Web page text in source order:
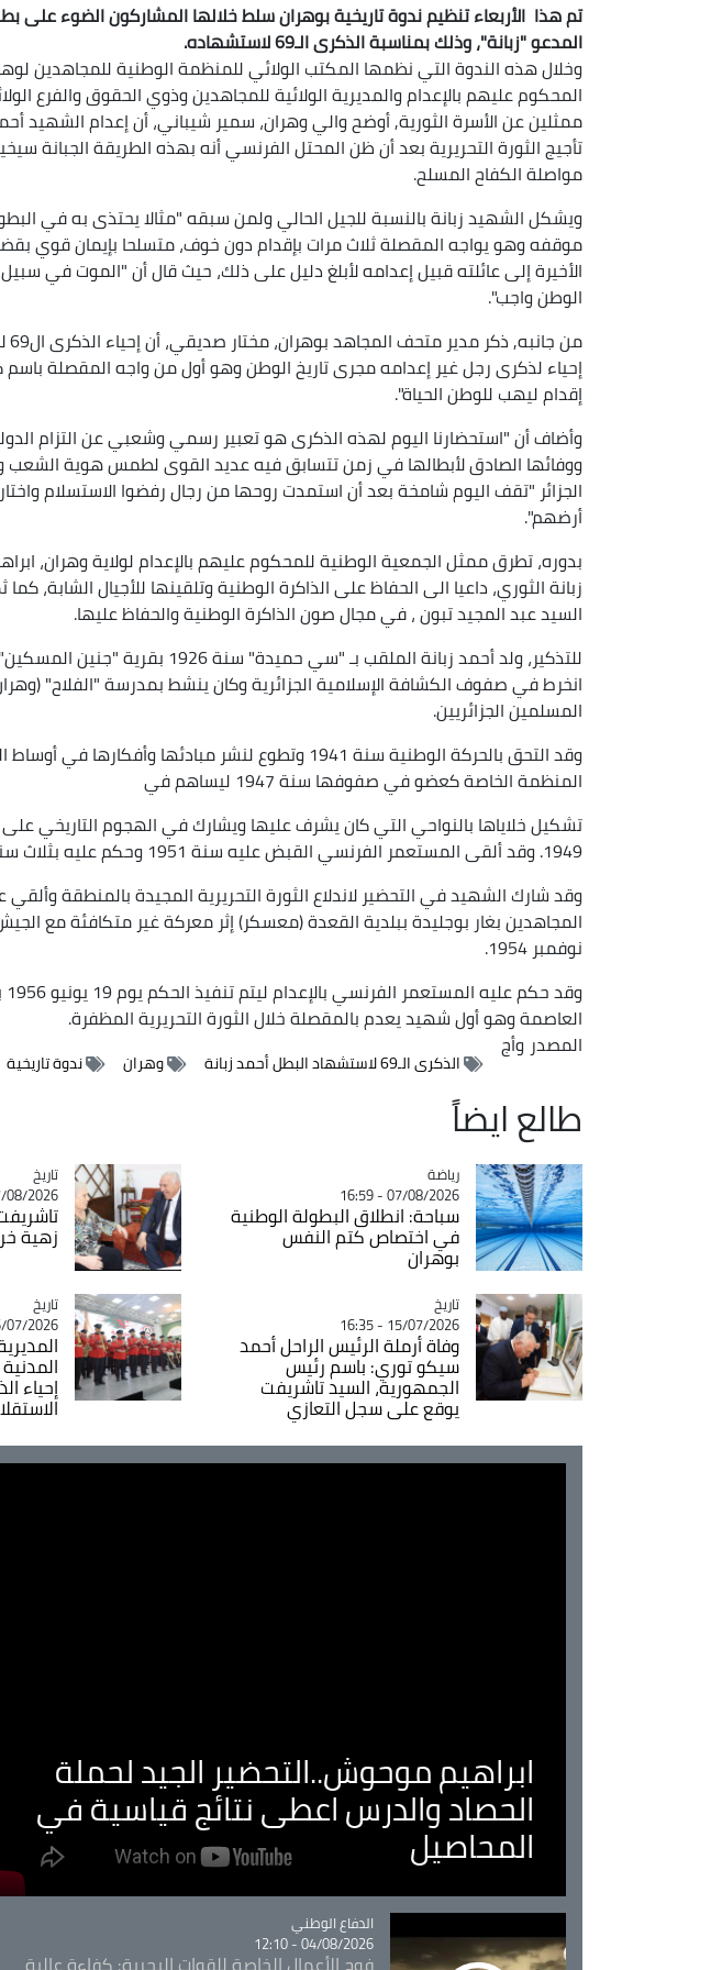
تم هذا الأربعاء تنظيم ندوة تاريخية بوهران سلط خلالها المشاركون الضوء على
المدعو "زبانة"، وذلك بمناسبة الذكرى الـ69 لاستشهاده.
وخلال هذه الندوة التي نظمها المكتب الولائي للمنظمة الوطنية للمجاهدين
المحكوم عليهم بالإعدام والمديرية الولائية للمجاهدين وذوي الحقوق والفرع
ممثلين عن الأسرة الثورية, أوضح والي وهران، سمير شيباني، أن إعدام الشهيد
تأجيج الثورة التحريرية بعد أن ظن المحتل الفرنسي أنه بهذه الطريقة الجبانة
مواصلة الكفاح المسلح.
ويشكل الشهيد زبانة بالنسبة للجيل الحالي ولمن سبقه "مثالا يحتذى به في
موقفه وهو يواجه المقصلة ثلاث مرات بإقدام دون خوف، متسلحا بإيمان قوي
الأخيرة إلى عائلته قبيل إعدامه لأبلغ دليل على ذلك، حيث قال أن "الموت في
الوطن واجب".
إحياء لذكرى رجل غير إعدامه مجرى تاريخ الوطن وهو أول من واجه المقصلة باسم
إقدام ليهب للوطن الحياة".
وأضاف أن "استحضارنا اليوم لهذه الذكرى هو تعبير رسمي وشعبي عن التزام الدولة
ووفائها الصادق لأبطالها في زمن تتسابق فيه عديد القوى لطمس هوية الشعب
الجزائر "تقف اليوم شامخة بعد أن استمدت روحها من رجال رفضوا الاستسلام
أرضهم".
بدوره، تطرق ممثل الجمعية الوطنية للمحكوم عليهم بالإعدام لولاية وهران،
زبانة الثوري، داعيا الى الحفاظ على الذاكرة الوطنية وتلقينها للأجيال الشابة،
السيد عبد المجيد تبون ، في مجال صون الذاكرة الوطنية والحفاظ عليها.
للتذكير، ولد أحمد زبانة الملقب بـ "سي
انخرط في صفوف الكشافة الإسلامية الجزائرية وكان ينشط بمدرسة "الفلاح"
المسلمين الجزائريين.
وقد التحق بالحركة الوطنية سنة 1941 وتطوع لنشر مبادئها
المنظمة الخاصة كعضو في صفوفها سنة 1947 ليساهم في
1949. وقد ألقى المستعمر الفرنسي القبض عليه سنة 1951 وحكم عليه بثلاث سنوات سجنا نافذا.
وقد شارك الشهيد في التحضير لاندلاع الثورة التحريرية المجيدة بالمنطقة
نوفمبر 1954.
العاصمة وهو أول شهيد يعدم بالمقصلة خلال الثورة التحريرية المظفرة.
المصدر وأج
الذكرى الـ69 لاستشهاد البطل أحمد زبانة وهران ندوة تاريخية
طالع ايضاً
Catégorie
رياضة
07/08/2026 - 16:59
سباحة: انطلاق البطولة الوطنية
في اختصاص كتم النفس
بوهران
Catégorie
تاريخ
2026 - 12:17
زهية
Catégorie
تاريخ
15/07/2026 - 16:35
وفاة أرملة الرئيس الراحل أحمد
سيكو توري: باسم رئيس
الجمهورية، السيد تاشريفت
يوقع على سجل التعازي
Catégorie
تاريخ
2026 - 20:05
ابراهيم موحوش..التحضير الجيد لحملة
الحصاد والدرس اعطى نتائج قياسية في
المحاصيل
Catégorie
الدفاع الوطني
04/08/2026 - 12:10